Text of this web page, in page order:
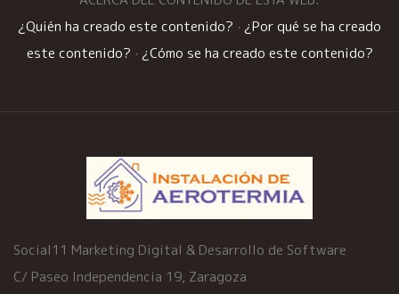
¿Quién ha creado este contenido? · ¿Por qué se ha creado
este contenido? · ¿Cómo se ha creado este contenido?
Social11 Marketing Digital & Desarrollo de Software
C/ Paseo Independencia 19, Zaragoza